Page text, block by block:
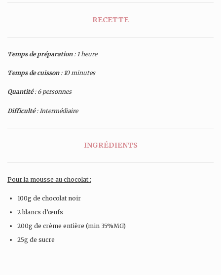
RECETTE
Temps de préparation: 1 heure
Temps de cuisson: 10 minutes
Quantité: 6 personnes
Difficulté: Intermédiaire
INGRÉDIENTS
Pour la mousse au chocolat :
100g de chocolat noir
2 blancs d’œufs
200g de crème entière (min 35%MG)
25g de sucre